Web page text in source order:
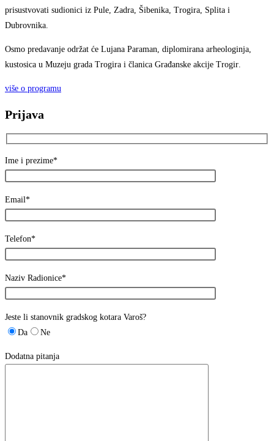
prisustvovati sudionici iz Pule, Zadra, Šibenika, Trogira, Splita i
Dubrovnika.
Osmo predavanje održat će Lujana Paraman, diplomirana arheologinja,
kustosica u Muzeju grada Trogira i članica Građanske akcije Trogir
više o programu
Prijava
Ime i prezime*
Email*
Telefon*
Naziv Radionice*
Jeste li stanovnik gradskog kotara Varoš?
Da
Ne
Dodatna pitanja